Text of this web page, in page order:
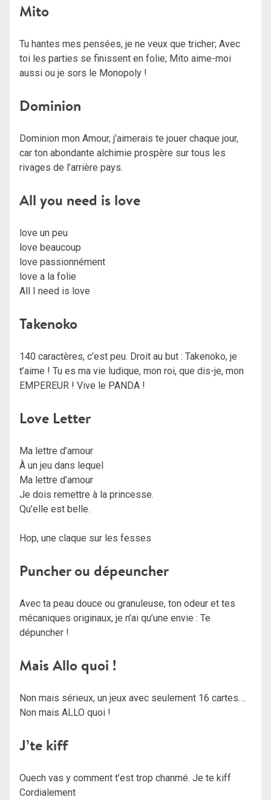
Mito
Tu hantes mes pensées, je ne veux que tricher; Avec
toi les parties se finissent en folie; Mito aime-moi
aussi ou je sors le Monopoly !
Dominion
Dominion mon Amour, j’aimerais te jouer chaque jour,
car ton abondante alchimie prospère sur tous les
rivages de l’arrière pays.
All you need is love
love un peu
love beaucoup
love passionnément
love a la folie
All I need is love
Takenoko
140 caractères, c’est peu. Droit au but : Takenoko, je
t’aime ! Tu es ma vie ludique, mon roi, que dis-je, mon
EMPEREUR ! Vive le PANDA !
Love Letter
Ma lettre d’amour
À un jeu dans lequel
Ma lettre d’amour
Je dois remettre à la princesse.
Qu’elle est belle.
Hop, une claque sur les fesses
Puncher ou dépeuncher
Avec ta peau douce ou granuleuse, ton odeur et tes
mécaniques originaux, je n’ai qu’une envie : Te
dépuncher !
Mais Allo quoi !
Non mais sérieux, un jeux avec seulement 16 cartes….
Non mais ALLO quoi !
J’te kiff
Ouech vas y comment t’est trop chanmé. Je te kiff
Cordialement